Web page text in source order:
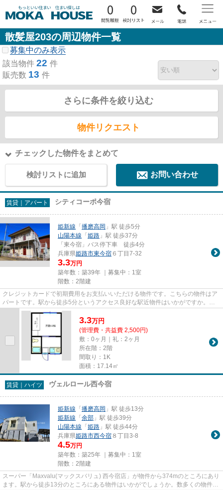
0 0
散髪屋203の周辺物件一覧
募集中のみ表示
該当物件 22 件
販売数 13 件
さらに条件を絞り込む
物件リクエスト
チェックした物件をまとめて
検討リストに追加 お問い合わせ
賃貸｜アパート シティコーポ今宿
姫新線 「播磨高岡 」駅 徒歩5分
山陽本線 「姫路 」駅 徒歩37分
「東今宿」バス停下車 徒歩4分
兵庫県姫路市東今宿 ６丁目7-32
3.3万円
築年数：築39年 ｜募集中： 1室
階数：2階建
クレジットカードで初期費用をお支払いいただける物件です。こちらの物件はア
パートです。駅から徒歩5分というアクセス良好な駅近物件はいかがですか。最
上階の物件です。当社スタッフ...
3.3万円
(管理費・共益費 2,500円)
敷：0ヶ月｜礼：2ヶ月
所在階：2階
間取り：1K
面積：17.14㎡
賃貸｜ハイツ ヴェルロール西今宿
姫新線 「播磨高岡 」駅 徒歩13分
姫新線 「余部 」駅 徒歩39分
山陽本線 「姫路 」駅 徒歩44分
兵庫県姫路市西今宿 ８丁目3-8
4.5万円
築年数：築25年 ｜募集中： 1室
階数：2階建
スーパー「Maxvalu(マックスバリュ) 西今宿店」が物件から374mのところにあり
ます。駅から徒歩13分のところにある物件はいかがでしょうか。数多くの物件を